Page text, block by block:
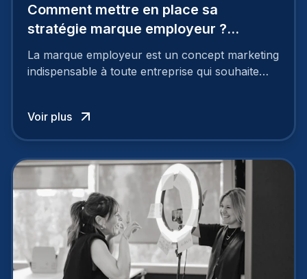
Comment mettre en place sa
stratégie marque employeur ?
Découvrez les 7 étapes
La marque employeur est un concept marketing
indispensable à toute entreprise qui souhaite
employeur solide et positive sont évidentes, ce
travail, pour qu’il soit réussi, ne peut se faire en
mettre en œuvre un certain nombre d’actions.
Voir plus